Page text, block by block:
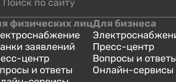
физических лиц
заявлений
центр
и ответы
Для бизнеса
Пресс-центр
Вопросы и
Онлайн-сервисы